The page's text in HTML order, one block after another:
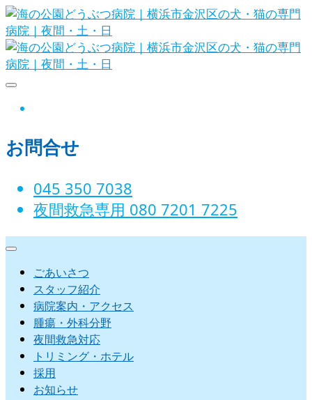
Skip
to
content
日
お問合せ
045 350 7038‬
夜間救急専用 080 7201 7225‬
ごあいさつ
スタッフ紹介
病院案内・アクセス
腫瘍・外科分野
夜間救急対応
トリミング・ホテル
採用
お知らせ